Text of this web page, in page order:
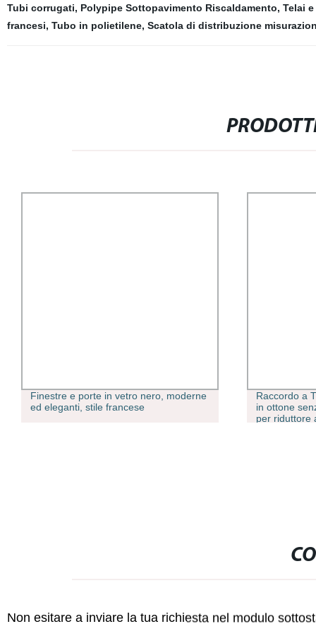
Tubi corrugati, Polypipe Sottopavimento Riscaldamento, Telai
francesi, Tubo in polietilene, Scatola di distribuzione
Finestre e porte in vetro nero, moderne
ed eleganti, stile francese
Raccordo a
in ottone
per riduttore
Non esitare a inviare la tua richiesta nel modulo